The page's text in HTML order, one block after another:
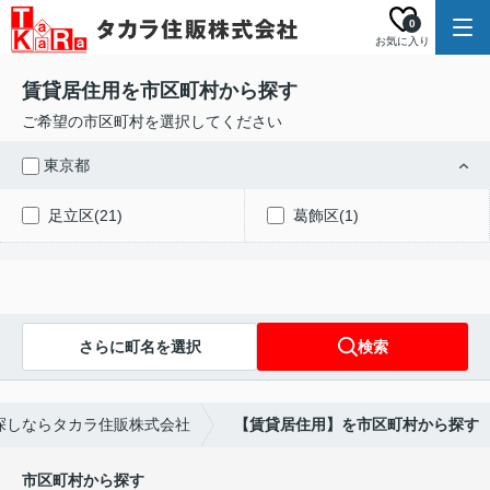
お気に入り
0
賃貸居住用を市区町村から探す
ご希望の市区町村を選択してください
東京都
足立区(21) 葛飾区(1)
さらに町名を選択 検索
ならタカラ住販株式会社 【賃貸居住用】を市区町村から探す
市区町村から探す